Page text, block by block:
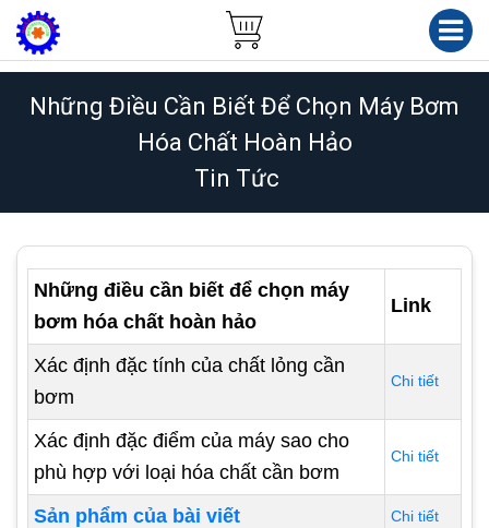
Những Điều Cần Biết Để Chọn Máy Bơm
Hóa Chất Hoàn Hảo
Tin Tức
Những điều cần biết để chọn máy
bơm hóa chất hoàn hảo
Link
Xác định đặc tính của chất lỏng cần
bơm
Chi tiết
Xác định đặc điểm của máy sao cho
phù hợp với loại hóa chất cần bơm
Chi tiết
Sản phẩm của bài viết Chi tiết